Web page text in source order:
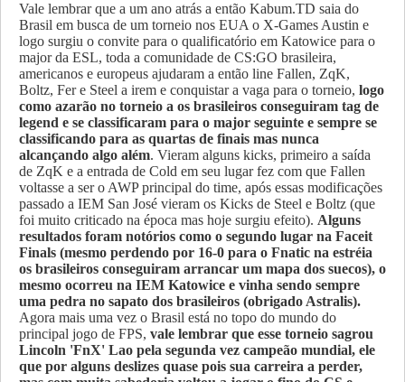
Vale lembrar que a um ano atrás a então Kabum.TD saia do
Brasil em busca de um torneio nos EUA o X-Games Austin e
logo surgiu o convite para o qualificatório em Katowice para o
major da ESL, toda a comunidade de CS:GO brasileira,
americanos e europeus ajudaram a então line Fallen, ZqK,
Boltz, Fer e Steel a irem e conquistar a vaga para o torneio, logo
como azarão no torneio a os brasileiros conseguiram tag de
legend e se classificaram para o major seguinte e sempre se
classificando para as quartas de finais mas nunca
alcançando algo além. Vieram alguns kicks, primeiro a saída
de ZqK e a entrada de Cold em seu lugar fez com que Fallen
voltasse a ser o AWP principal do time, após essas modificações
passado a IEM San José vieram os Kicks de Steel e Boltz (que
foi muito criticado na época mas hoje surgiu efeito). Alguns
resultados foram notórios como o segundo lugar na Faceit
Finals (mesmo perdendo por 16-0 para o Fnatic na estréia
os brasileiros conseguiram arrancar um mapa dos suecos), o
mesmo ocorreu na IEM Katowice e vinha sendo sempre
uma pedra no sapato dos brasileiros (obrigado Astralis).
Agora mais uma vez o Brasil está no topo do mundo do
principal jogo de FPS, vale lembrar que esse torneio sagrou
Lincoln 'FnX' Lao pela segunda vez campeão mundial, ele
que por alguns deslizes quase pois sua carreira a perder,